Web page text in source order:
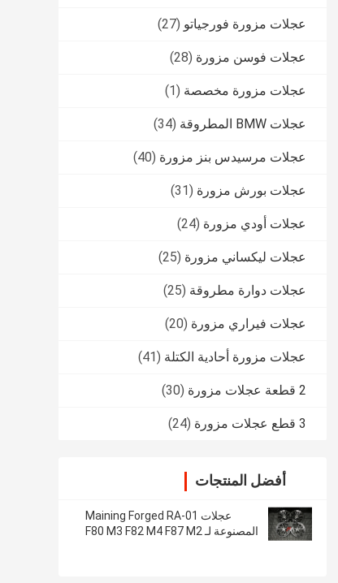
عجلات مزورة فورجياتو (27)
عجلات فوسن مزورة (28)
عجلات مزورة مخصصة (1)
عجلات BMW المطروقة (34)
عجلات مرسيدس بنز مزورة (40)
عجلات بورش مزورة (31)
عجلات أودي مزورة (24)
عجلات ليكساني مزورة (25)
عجلات دوارة مطروقة (25)
عجلات فيراري مزورة (20)
عجلات مزورة أحادية الكتلة (41)
2 قطعة عجلات مزورة (30)
3 قطع عجلات مزورة (24)
أفضل المنتجات
عجلات Maining Forged RA-01
المصنوعة لـ F80 M3 F82 M4 F87 M2